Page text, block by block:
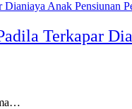
Terkapar